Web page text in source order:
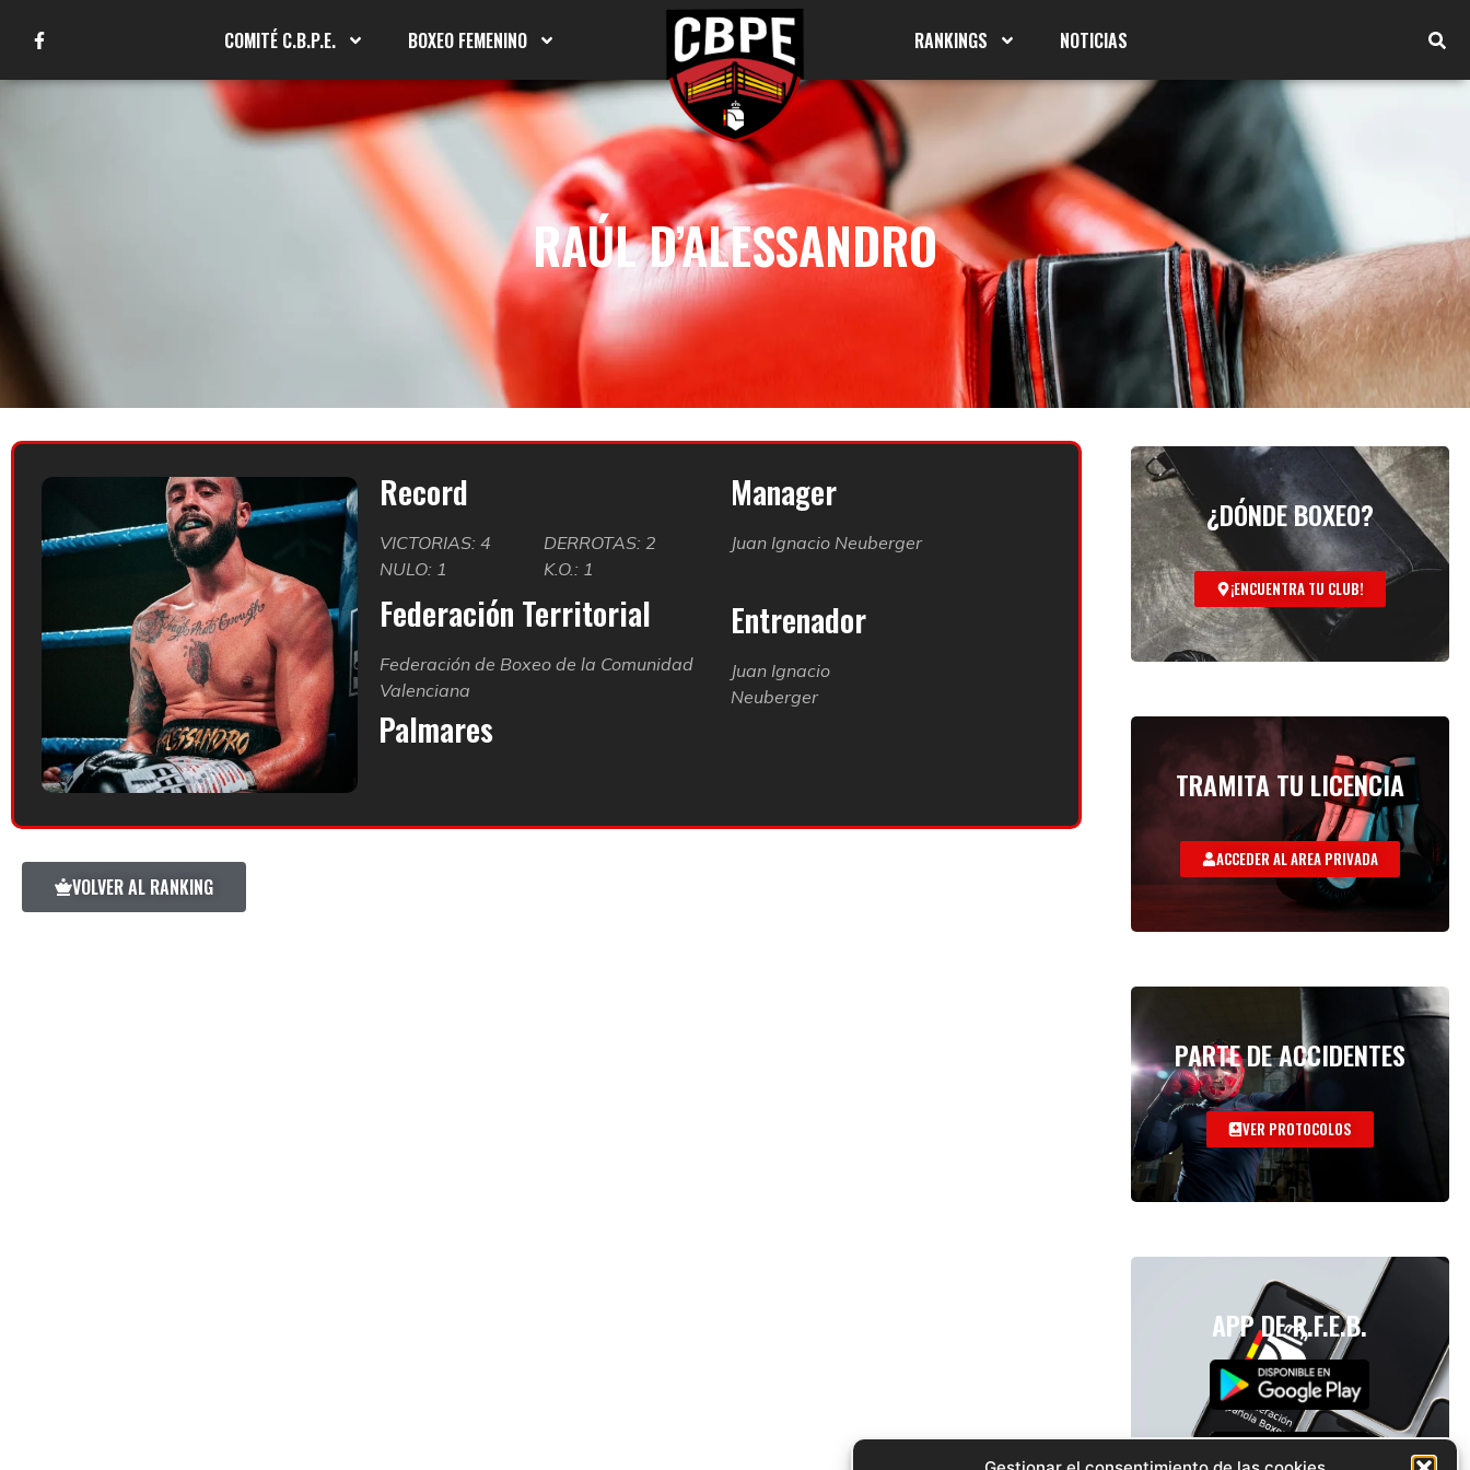
COMITÉ C.B.P.E. BOXEO FEMENINO RANKINGS NOTICIAS
RAÚL D’ALESSANDRO
Record
VICTORIAS: 4
DERROTAS: 2
NULO: 1
K.O.: 1
Federación Territorial
Federación de Boxeo de la Comunidad
Valenciana
Manager
Juan Ignacio Neuberger
Entrenador
Juan Ignacio
Neuberger
VOLVER AL RANKING
Palmares
¿DÓNDE BOXEO?
¡ENCUENTRA TU CLUB!
TRAMITA TU LICENCIA
ACCEDER AL AREA PRIVADA
PARTE DE ACCIDENTES
VER PROTOCOLOS
APP DE R.F.E.B.